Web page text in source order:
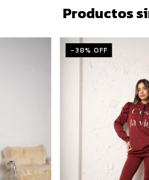
Productos
-38% OFF